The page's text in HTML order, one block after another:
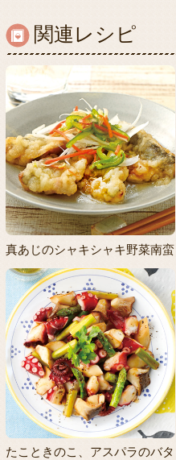
関連レシピ
真あじのシャキシャキ野菜南蛮
たこときのこ、アスパラのバタ